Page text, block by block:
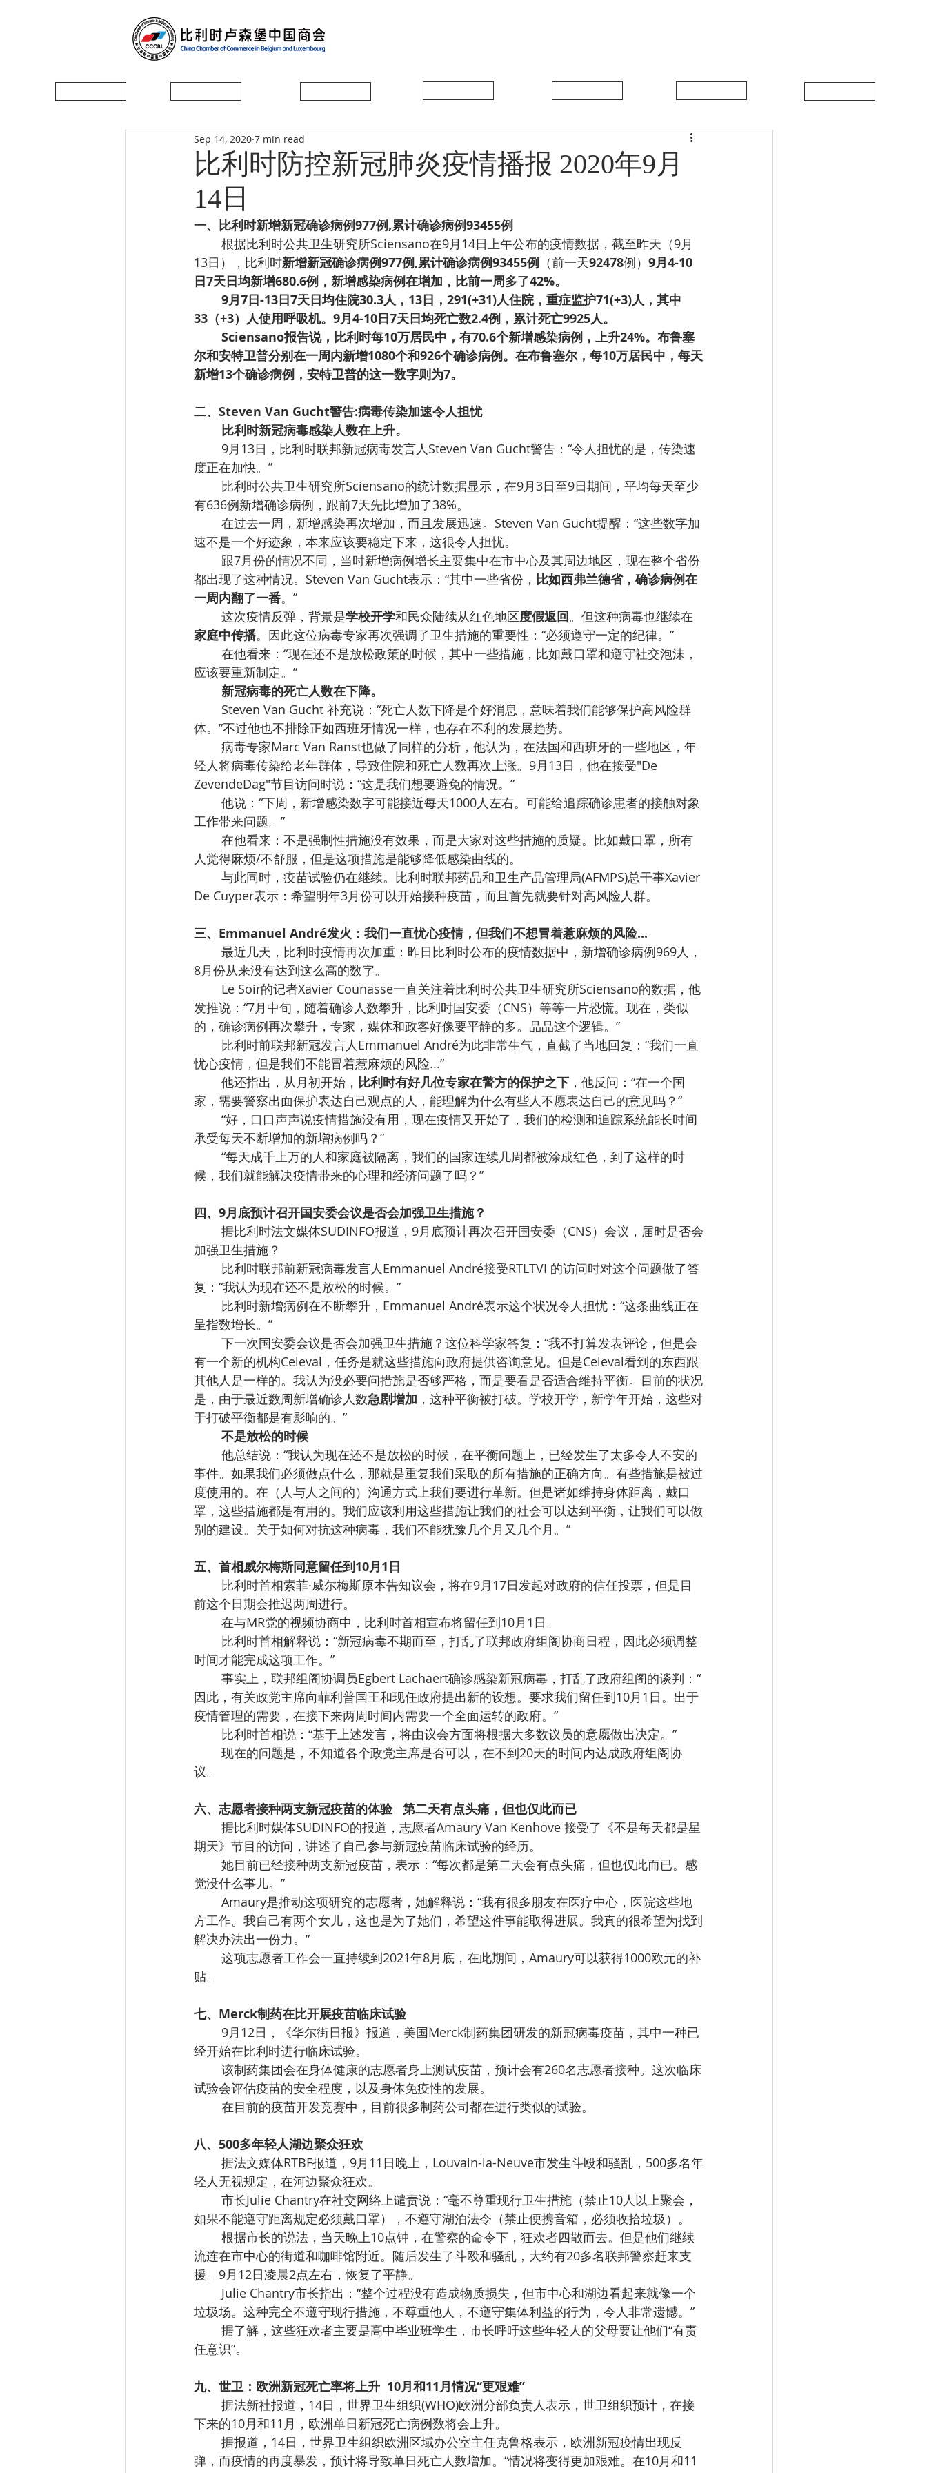
比利时防控新冠肺炎疫情播报 2020年9月
14日
Sep 14, 2020 7 min read
一、 比利时新增新冠确诊病例977例,累计确诊病例93455例
根据比利时公共卫生研究所Sciensano在9月14日上午公布的疫情数据，截至昨天（9月
13日），比利时新增新冠确诊病例977例,累计确诊病例93455例 （前一天92478例） 9月4-10
日7天日均新增680.6例，新增感染病例在增加，比前一周多了42%。
­9月7日-13日7天日均住院30.3人，13日，291(+31)人住院，重症监护71(+3)人，其中
33（+3）人使用呼吸机。9月4-10日7天日均死亡数2.4例，累计死亡9925人。
Sciensano报告说，比利时每10万居民中，有70.6个新增感染病例，上升24%。布鲁塞
尔和安特卫普分别在一周内新增1080个和926个确诊病例。在布鲁塞尔，每10万居民中，每天
新增13个确诊病例，安特卫普的这一数字则为7。
二、Steven Van Gucht警告:病毒传染加速令人担忧
比利时新冠病毒感染人数在上升。
9月13日，比利时联邦新冠病毒发言人Steven Van Gucht警告：“令人担忧的是，传染速
度正在加快。”
比利时公共卫生研究所Sciensano的统计数据显示，在9月3日至9日期间，平均每天至少
有636例新增确诊病例，跟前7天先比增加了38%。
在过去一周，新增感染再次增加，而且发展迅速。Steven Van Gucht提醒：“这些数字加
速不是一个好迹象，本来应该要稳定下来，这很令人担忧。
跟7月份的情况不同，当时新增病例增长主要集中在市中心及其周边地区，现在整个省份
都出现了这种情况。Steven Van Gucht表示：“其中一些省份， 比如西弗兰德省，确诊病例在
一周内翻了一番。”
这次疫情反弹，背景是学校开学和民众陆续从红色地区度假返回。但这种病毒也继续在
家庭中传播。因此这位病毒专家再次强调了卫生措施的重要性：“必须遵守一定的纪律。”
在他看来：“现在还不是放松政策的时候，其中一些措施，比如戴口罩和遵守社交泡沫，
应该要重新制定。”
新冠病毒的死亡人数在下降。
Steven Van Gucht 补充说：“死亡人数下降是个好消息，意味着我们能够保护高风险群
体。”不过他也不排除正如西班牙情况一样，也存在不利的发展趋势。
病毒专家Marc Van Ranst也做了同样的分析，他认为，在法国和西班牙的一些地区，年
轻人将病毒传染给老年群体，导致住院和死亡人数再次上涨。9月13日，他在接受"De
ZevendeDag"节目访问时说：“这是我们想要避免的情况。”
他说：“下周，新增感染数字可能接近每天1000人左右。可能给追踪确诊患者的接触对象
工作带来问题。”
在他看来：不是强制性措施没有效果，而是大家对这些措施的质疑。比如戴口罩，所有
人觉得麻烦/不舒服，但是这项措施是能够降低感染曲线的。
与此同时，疫苗试验仍在继续。比利时联邦药品和卫生产品管理局(AFMPS)总干事Xavier
De Cuyper表示：希望明年3月份可以开始接种疫苗，而且首先就要针对高风险人群。
三、Emmanuel André发火：我们一直忧心疫情，但我们不想冒着惹麻烦的风险...
最近几天，比利时疫情再次加重：昨日比利时公布的疫情数据中，新增确诊病例969人，
8月份从来没有达到这么高的数字。
Le Soir的记者Xavier Counasse一直关注着比利时公共卫生研究所Sciensano的数据，他
发推说：“7月中旬，随着确诊人数攀升，比利时国安委（CNS）等等一片恐慌。现在，类似
的，确诊病例再次攀升，专家，媒体和政客好像要平静的多。品品这个逻辑。”
比利时前联邦新冠发言人Emmanuel André为此非常生气，直截了当地回复：“我们一直
忧心疫情，但是我们不能冒着惹麻烦的风险...”
他还指出，从月初开始， 比利时有好几位专家在警方的保护之下 ，他反问：“在一个国
家，需要警察出面保护表达自己观点的人，能理解为什么有些人不愿表达自己的意见吗？”
“好，口口声声说疫情措施没有用，现在疫情又开始了，我们的检测和追踪系统能长时间
承受每天不断增加的新增病例吗？”
“每天成千上万的人和家庭被隔离，我们的国家连续几周都被涂成红色，到了这样的时
候，我们就能解决疫情带来的心理和经济问题了吗？”
四、9月底预计召开国安委会议是否会加强卫生措施？
据比利时法文媒体SUDINFO报道，9月底预计再次召开国安委（CNS）会议，届时是否会
加强卫生措施？
比利时联邦前新冠病毒发言人Emmanuel André接受RTLTVI 的访问时对这个问题做了答
复：“我认为现在还不是放松的时候。”
比利时新增病例在不断攀升，Emmanuel André表示这个状况令人担忧：“这条曲线正在
呈指数增长。”
下一次国安委会议是否会加强卫生措施？这位科学家答复：“我不打算发表评论，但是会
有一个新的机构Celeval，任务是就这些措施向政府提供咨询意见。但是Celeval看到的东西跟
其他人是一样的。我认为没必要问措施是否够严格，而是要看是否适合维持平衡。目前的状况
是，由于最近数周新增确诊人数急剧增加 ，这种平衡被打破。学校开学，新学年开始，这些对
于打破平衡都是有影响的。”
不是放松的时候
他总结说：“我认为现在还不是放松的时候，在平衡问题上，已经发生了太多令人不安的
事件。如果我们必须做点什么，那就是重复我们采取的所有措施的正确方向。有些措施是被过
度使用的。在（人与人之间的）沟通方式上我们要进行革新。但是诸如维持身体距离，戴口
罩，这些措施都是有用的。我们应该利用这些措施让我们的社会可以达到平衡，让我们可以做
别的建设。关于如何对抗这种病毒，我们不能犹豫几个月又几个月。”
五、首相威尔梅斯同意留任到10月1日
比利时首相索菲·威尔梅斯原本告知议会，将在9月17日发起对政府的信任投票，但是目
前这个日期会推迟两周进行。
在与MR党的视频协商中，比利时首相宣布将留任到10月1日。
比利时首相解释说：“新冠病毒不期而至，打乱了联邦政府组阁协商日程，因此必须调整
时间才能完成这项工作。”
事实上，联邦组阁协调员Egbert Lachaert确诊感染新冠病毒，打乱了政府组阁的谈判：“
因此，有关政党主席向菲利普国王和现任政府提出新的设想。要求我们留任到10月1日。出于
疫情管理的需要，在接下来两周时间内需要一个全面运转的政府。”
比利时首相说：“基于上述发言，将由议会方面将根据大多数议员的意愿做出决定。”
现在的问题是，不知道各个政党主席是否可以，在不到20天的时间内达成政府组阁协
议。
六、志愿者接种两支新冠疫苗的体验   第二天有点头痛，但也仅此而已
据比利时媒体SUDINFO的报道，志愿者Amaury Van Kenhove 接受了《不是每天都是星
期天》节目的访问，讲述了自己参与新冠疫苗临床试验的经历。
她目前已经接种两支新冠疫苗，表示：“每次都是第二天会有点头痛，但也仅此而已。感
觉没什么事儿。”
Amaury是推动这项研究的志愿者，她解释说：“我有很多朋友在医疗中心，医院这些地
方工作。我自己有两个女儿，这也是为了她们，希望这件事能取得进展。我真的很希望为找到
解决办法出一份力。”
这项志愿者工作会一直持续到2021年8月底，在此期间，Amaury可以获得1000欧元的补
贴。
七、Merck制药在比开展疫苗临床试验
9月12日，《华尔街日报》报道，美国Merck制药集团研发的新冠病毒疫苗，其中一种已
经开始在比利时进行临床试验。
该制药集团会在身体健康的志愿者身上测试疫苗，预计会有260名志愿者接种。这次临床
试验会评估疫苗的安全程度，以及身体免疫性的发展。
在目前的疫苗开发竞赛中，目前很多制药公司都在进行类似的试验。
八、500多年轻人湖边聚众狂欢
据法文媒体RTBF报道，9月11日晚上，Louvain-la-Neuve市发生斗殴和骚乱，500多名年
轻人无视规定，在河边聚众狂欢。
市长Julie Chantry在社交网络上谴责说：“毫不尊重现行卫生措施（禁止10人以上聚会，
如果不能遵守距离规定必须戴口罩），不遵守湖泊法令（禁止便携音箱，必须收拾垃圾）。
根据市长的说法，当天晚上10点钟，在警察的命令下，狂欢者四散而去。但是他们继续
流连在市中心的街道和咖啡馆附近。随后发生了斗殴和骚乱，大约有20多名联邦警察赶来支
援。9月12日凌晨2点左右，恢复了平静。
Julie Chantry市长指出：“整个过程没有造成物质损失，但市中心和湖边看起来就像一个
垃圾场。这种完全不遵守现行措施，不尊重他人，不遵守集体利益的行为，令人非常遗憾。”
据了解，这些狂欢者主要是高中毕业班学生，市长呼吁这些年轻人的父母要让他们“有责
任意识”。
九、世卫：欧洲新冠死亡率将上升  10月和11月情况“更艰难”
据法新社报道，14日，世界卫生组织(WHO)欧洲分部负责人表示，世卫组织预计，在接
下来的10月和11月，欧洲单日新冠死亡病例数将会上升。
据报道，14日，世界卫生组织欧洲区域办公室主任克鲁格表示，欧洲新冠疫情出现反
弹，而疫情的再度暴发，预计将导致单日死亡人数增加。“情况将变得更加艰难。在10月和11